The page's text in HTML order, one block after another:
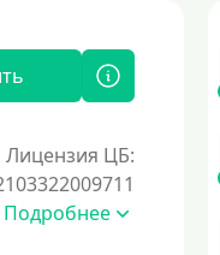
Лицензия ЦБ:
Подробнее